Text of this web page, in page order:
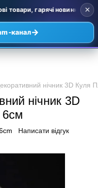
гарячі новинки та
канал→
×
нічник 3D Куля
нічник 3D
Написати відгук